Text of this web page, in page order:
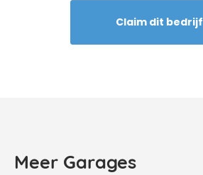
Claim dit bedrijf
Meer Garages